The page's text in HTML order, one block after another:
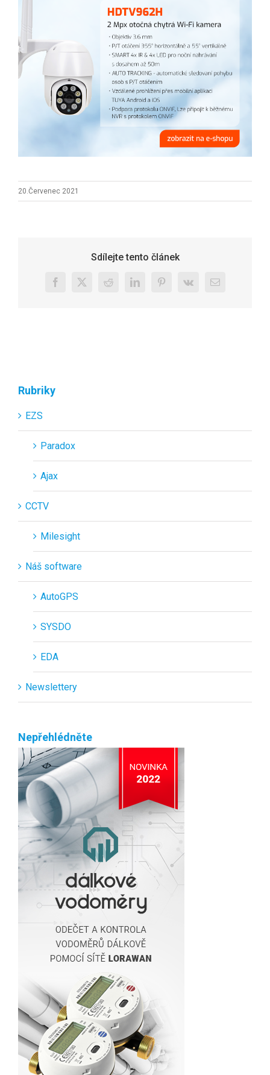
20.Červenec 2021
Sdílejte tento článek
Facebook
X RedditLinkedInPinterest
Vk
E-
Rubriky
EZS
Paradox
Ajax
CCTV
Milesight
Náš software
AutoGPS
SYSDO
EDA
Newslettery
Nepřehlédněte